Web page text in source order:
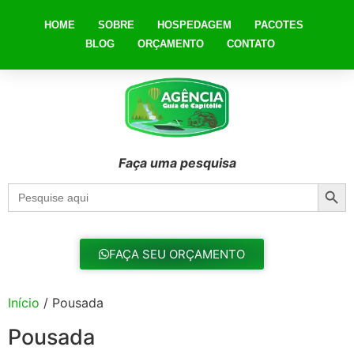
HOME SOBRE HOSPEDAGEM
PACOTES
BLOG
ORÇAMENTO CONTATO
Faça uma pesquisa
Search
for:
FAÇA SEU ORÇAMENTO
Início / Pousada
Pousada